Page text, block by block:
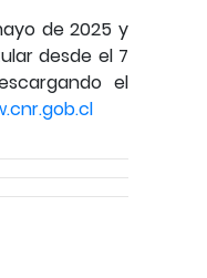
de 2025 y
desde el 7
el